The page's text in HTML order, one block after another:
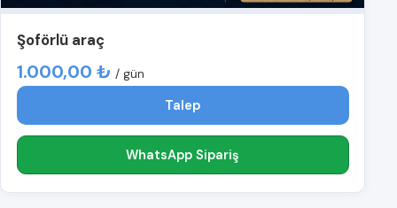
Şoförlü araç
1.000,00 ₺ / gün
Talep
WhatsApp Sipariş